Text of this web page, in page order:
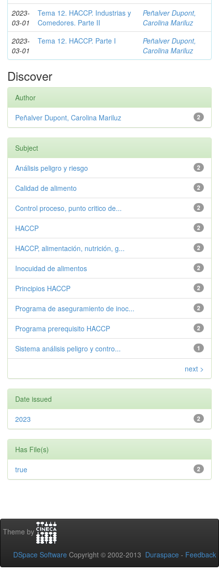
2023-
03-01
Tema 12. HACCP. Industrias y
Comedores. Parte II
Peñalver Dupont,
Carolina Mariluz
2023-
03-01
Tema 12. HACCP. Parte I
Peñalver Dupont,
Carolina Mariluz
Discover
Author
2
Peñalver Dupont, Carolina Mariluz
Subject
2
Análisis peligro y riesgo
2
Calidad de alimento
2
Control proceso, punto critico de...
2
HACCP
2
HACCP, alimentación, nutrición, g...
2
Inocuidad de alimentos
2
Principios HACCP
2
Programa de aseguramiento de inoc...
2
Programa prerequisito HACCP
1
Sistema análisis peligro y contro...
next >
Date issued
2
2023
Has File(s)
2
true
Theme by
DSpace Software Copyright © 2002-2013 Duraspace - Feedback